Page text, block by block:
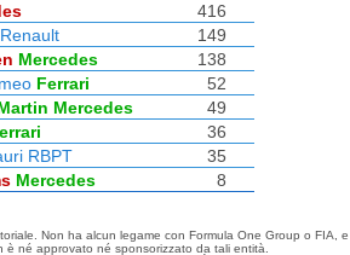
416
Renault
149
Mercedes
138
Ferrari
52
Mercedes
49
36
RBPT
35
Mercedes 8
Non ha alcun legame con Formula One Group o FIA, e
è né approvato né sponsorizzato da tali entità.